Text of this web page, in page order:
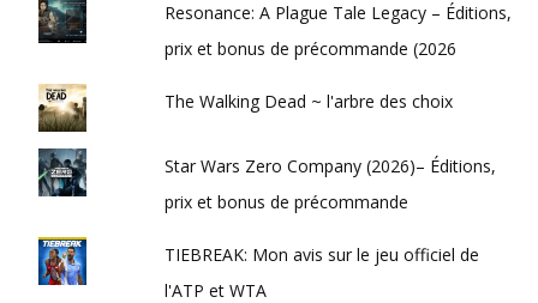
Resonance: A Plague Tale Legacy – Éditions,
prix et bonus de précommande (2026
The Walking Dead ~ l'arbre des choix
Star Wars Zero Company (2026)– Éditions,
prix et bonus de précommande
TIEBREAK: Mon avis sur le jeu officiel de
l'ATP et WTA